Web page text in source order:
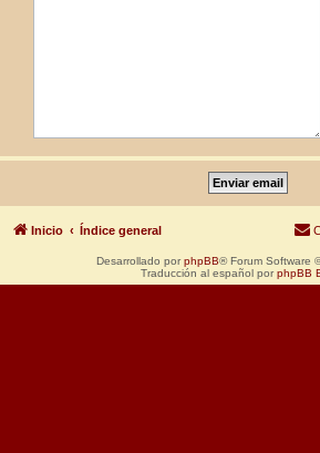
Inicio Índice general
Desarrollado por phpBB® Forum Software
Traducción al español por phpBB